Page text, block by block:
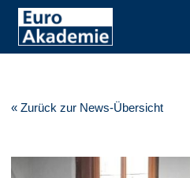
« Zurück zur News-Übersicht